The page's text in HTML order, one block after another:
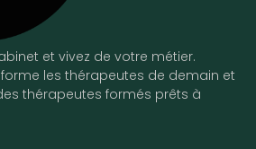
et vivez de votre métier.
les thérapeutes de demain et
thérapeutes formés prêts à